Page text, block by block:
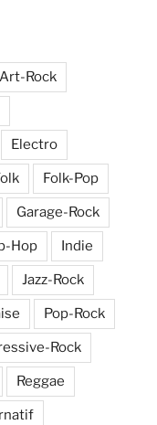
Art-Rock
Electro
Folk-Pop
Garage-Rock
Hop Indie
Jazz-Rock
Pop-Rock
Rock
Reggae